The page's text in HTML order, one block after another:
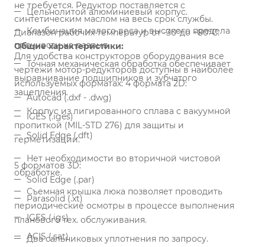
не требуется. Редуктор поставляется с
синтетическим маслом на весь срок службы.
Диапазон рабочих температур от -30°до +80°C.
Общие характеристики:
Цельнолитой алюминиевый корпус.
Комбинация малого веса и высокого предела
прочности на разрыв.
Точная механическая обработка обеспечивает
выравнивание подшипников и зубчатого
зацепления.
Корпус из лигированного сплава с вакуумной
пропиткой (MIL-STD 276) для защиты и
герметизации.
Нет необходимости во вторичной чистовой
обработке.
Съемная крышка люка позволяет проводить
периодические осмотры в процессе выполнения
планового тех. обслуживания.
Два сальниковых уплотнения по запросу.
Для удобства конструкторов оборудования все
чертежи мотор-редукторов доступны в наиболее
используемых форматах: 4 формата 2D:
Autocad (.dxf - .dwg)
IGES (.iges)
Solid Edge (.dft)
5 форматов 3D:
Solid Edge (.par)
Parasolid (.xt)
IGES (.igs)
ACIS (.sat)